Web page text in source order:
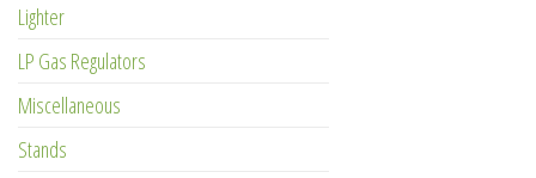
Lighter
LP Gas Regulators
Miscellaneous
Stands